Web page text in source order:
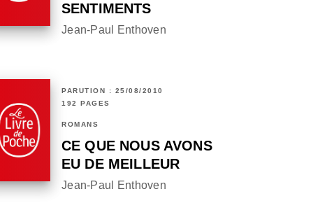
SENTIMENTS
Jean-Paul Enthoven
PARUTION : 25/08/2010
192 PAGES
ROMANS
CE QUE NOUS AVONS
EU DE MEILLEUR
Jean-Paul Enthoven